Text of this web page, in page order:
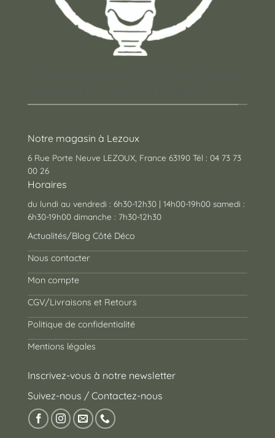
Notre magasin à Lezoux
6 Rue Porte Neuve LEZOUX, France 63190 Tél : 04 73 73
00 26
Horaires
du lundi au vendredi : 6h30-12h30 | 14h00-19h00 samedi :
6h30-19h00 dimanche : 7h30-12h30
Actualités/Blog Côté Déco
Nous contacter
Mon compte
CGV/Livraisons et Retours
Politique de confidentialité
Mentions légales
Inscrivez-vous à notre newsletter
Suivez-nous / Contactez-nous